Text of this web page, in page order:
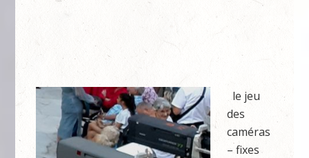
le jeu
des
caméras
– fixes